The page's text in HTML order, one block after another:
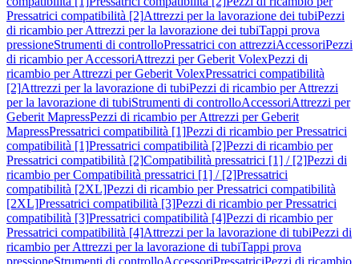
Pressatrici compatibilità [2]Attrezzi per la lavorazione dei tubiPezzi
di ricambio per Attrezzi per la lavorazione dei tubiTappi prova
pressioneStrumenti di controlloPressatrici con attrezziAccessoriPezzi
di ricambio per AccessoriAttrezzi per Geberit VolexPezzi di
ricambio per Attrezzi per Geberit VolexPressatrici compatibilità
[2]Attrezzi per la lavorazione di tubiPezzi di ricambio per Attrezzi
per la lavorazione di tubiStrumenti di controlloAccessoriAttrezzi per
Geberit MapressPezzi di ricambio per Attrezzi per Geberit
MapressPressatrici compatibilità [1]Pezzi di ricambio per Pressatrici
compatibilità [1]Pressatrici compatibilità [2]Pezzi di ricambio per
Pressatrici compatibilità [2]Compatibilità pressatrici [1] / [2]Pezzi di
ricambio per Compatibilità pressatrici [1] / [2]Pressatrici
compatibilità [2XL]Pezzi di ricambio per Pressatrici compatibilità
[2XL]Pressatrici compatibilità [3]Pezzi di ricambio per Pressatrici
compatibilità [3]Pressatrici compatibilità [4]Pezzi di ricambio per
Pressatrici compatibilità [4]Attrezzi per la lavorazione di tubiPezzi di
ricambio per Attrezzi per la lavorazione di tubiTappi prova
pressioneStrumenti di controlloAccessoriPressatriciPezzi di ricambio